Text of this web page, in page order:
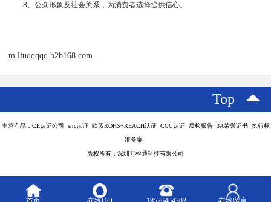
8、公众形象及社会关系，为消费者选择提供信心。
m.liuqqqqq.b2b168.com
Top
主营产品：CE认证公司 srrc认证 欧盟ROHS+REACH认证 CCC认证 质检报告 3A荣誉证书 执行标
准备案
版权所有：深圳万检通科技有限公司